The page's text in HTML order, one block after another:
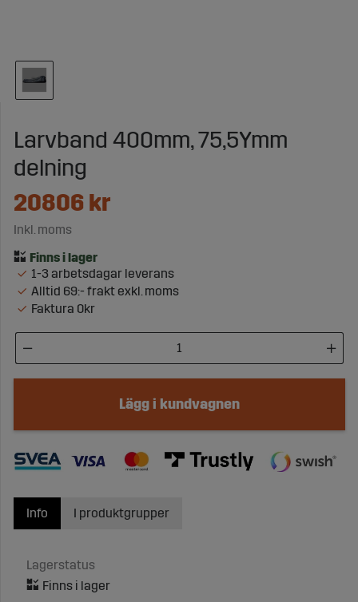
Larvband 400mm, 75,5Ymm
delning
20806 kr
Inkl. moms
1-3 arbetsdagar leverans
Alltid 69:- frakt exkl. moms
Faktura 0kr
Lägg i kundvagnen
Info
Lagerstatus
I produktgrupper